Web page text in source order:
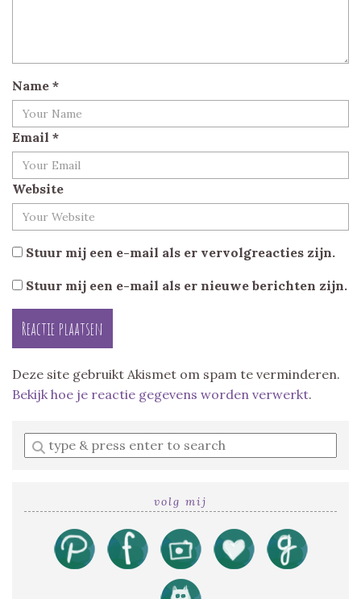
Name *
Email *
Website
Stuur mij een e-mail als er vervolgreacties zijn.
Stuur mij een e-mail als er nieuwe berichten zijn.
Deze site gebruikt Akismet om spam te verminderen.
Bekijk hoe je reactie gegevens worden verwerkt.
Enter
a
volg mij